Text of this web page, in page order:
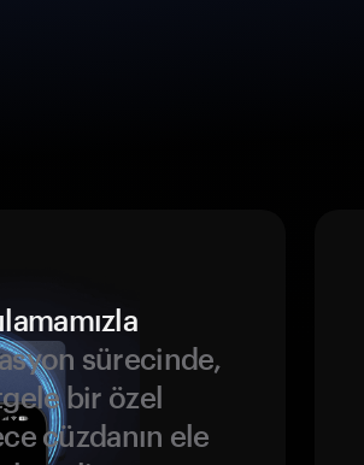
sürecinde,
bir özel
cüzdanın ele